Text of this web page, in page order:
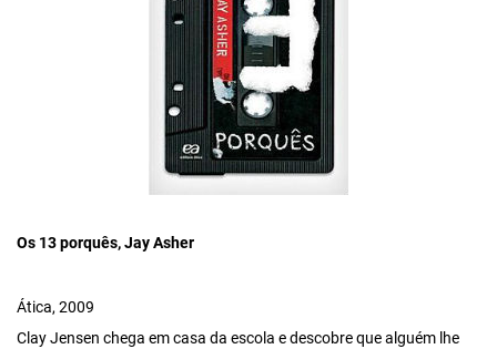
Os 13 porquês, Jay Asher
Ática, 2009
Clay Jensen chega em casa da escola e descobre que alguém lhe